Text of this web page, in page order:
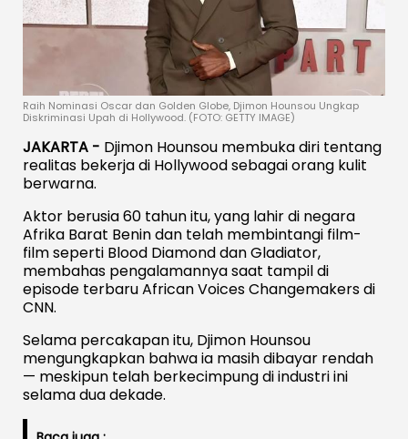
Raih Nominasi Oscar dan Golden Globe, Djimon Hounsou Ungkap
Diskriminasi Upah di Hollywood. (FOTO: GETTY IMAGE)
JAKARTA - Djimon Hounsou membuka diri tentang
realitas bekerja di Hollywood sebagai orang kulit
berwarna.
Aktor berusia 60 tahun itu, yang lahir di negara
Afrika Barat Benin dan telah membintangi film-
film seperti Blood Diamond dan Gladiator,
membahas pengalamannya saat tampil di
episode terbaru African Voices Changemakers di
CNN.
Selama percakapan itu, Djimon Hounsou
mengungkapkan bahwa ia masih dibayar rendah
— meskipun telah berkecimpung di industri ini
selama dua dekade.